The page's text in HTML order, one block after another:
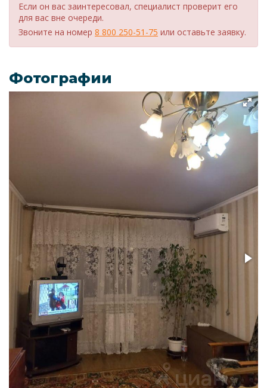
Если он вас заинтересовал, специалист проверит его
для вас вне очереди.
Звоните на номер 8 800 250-51-75 или оставьте заявку.
Фотографии